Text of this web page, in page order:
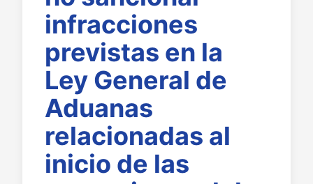
infracciones
previstas en la
Ley General de
Aduanas
relacionadas al
inicio de las